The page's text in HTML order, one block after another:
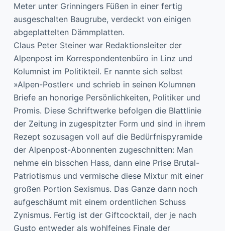
Meter unter Grinningers Füßen in einer fertig
ausgeschalten Baugrube, verdeckt von einigen
abgeplattelten Dämmplatten.
Claus Peter Steiner war Redaktionsleiter der
Alpenpost im Korrespondentenbüro in Linz und
Kolumnist im Politikteil. Er nannte sich selbst
»Alpen-Postler« und schrieb in seinen Kolumnen
Briefe an honorige Persönlichkeiten, Politiker und
Promis. Diese Schriftwerke befolgen die Blattlinie
der Zeitung in zugespitzter Form und sind in ihrem
Rezept sozusagen voll auf die Bedürfnispyramide
der Alpenpost-Abonnenten zugeschnitten: Man
nehme ein bisschen Hass, dann eine Prise Brutal-
Patriotismus und vermische diese Mixtur mit einer
großen Portion Sexismus. Das Ganze dann noch
aufgeschäumt mit einem ordentlichen Schuss
Zynismus. Fertig ist der Giftcocktail, der je nach
Gusto entweder als wohlfeines Finale der